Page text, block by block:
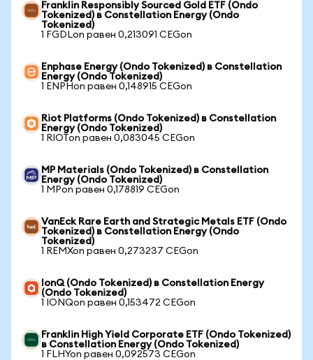
Franklin Responsibly Sourced Gold ETF (Ondo
Tokenized) в Constellation Energy (Ondo
Tokenized)
1 FGDLon равен 0,213091 CEGon
Enphase Energy (Ondo Tokenized) в Constellation
Energy (Ondo Tokenized)
1 ENPHon равен 0,148915 CEGon
Riot Platforms (Ondo Tokenized) в Constellation
Energy (Ondo Tokenized)
1 RIOTon равен 0,083045 CEGon
MP Materials (Ondo Tokenized) в Constellation
Energy (Ondo Tokenized)
1 MPon равен 0,178819 CEGon
VanEck Rare Earth and Strategic Metals ETF (Ondo
Tokenized) в Constellation Energy (Ondo
Tokenized)
1 REMXon равен 0,273237 CEGon
IonQ (Ondo Tokenized) в Constellation Energy
(Ondo Tokenized)
1 IONQon равен 0,153472 CEGon
Franklin High Yield Corporate ETF (Ondo Tokenized)
в Constellation Energy (Ondo Tokenized)
1 FLHYon равен 0,092573 CEGon